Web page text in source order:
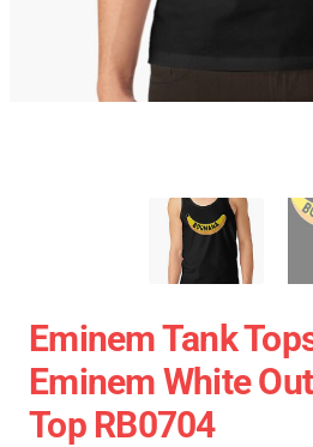
Eminem Tank
Eminem White
Top RB0704